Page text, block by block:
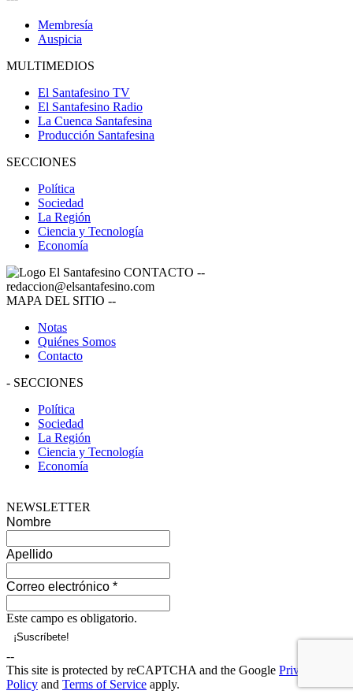
Membresía
Auspicia
MULTIMEDIOS
El Santafesino TV
El Santafesino Radio
La Cuenca Santafesina
Producción Santafesina
SECCIONES
Política
Sociedad
La Región
Ciencia y Tecnología
Economía
CONTACTO --
redaccion@elsantafesino.com
MAPA DEL SITIO --
Notas
Quiénes Somos
Contacto
- SECCIONES
Política
Sociedad
La Región
Ciencia y Tecnología
Economía
NEWSLETTER
Nombre
Apellido
Correo electrónico *
Este campo es obligatorio.
--
This site is protected by reCAPTCHA and the Google Privacy
Policy and Terms of Service apply.